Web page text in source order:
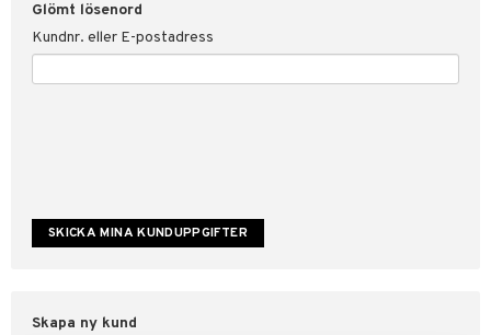
Glömt lösenord
Kundnr. eller E-postadress
Skapa ny kund
för Shopping4net